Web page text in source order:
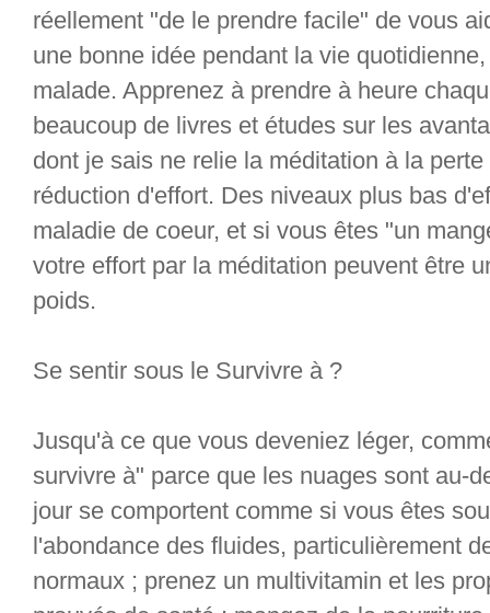
réellement "de le prendre facile" de vous
une bonne idée pendant la vie
malade. Apprenez à prendre à heure
beaucoup de livres et études sur les
dont je sais ne relie la méditation à la
réduction d'effort. Des niveaux plus bas
maladie de coeur, et si vous êtes "un
votre effort par la méditation peuvent être
poids.
Se sentir sous le Survivre à ?
Jusqu'à ce que vous deveniez léger,
survivre à" parce que les nuages sont au-
jour se comportent comme si vous êtes
l'abondance des fluides, particulièrement
normaux ; prenez un multivitamin et les